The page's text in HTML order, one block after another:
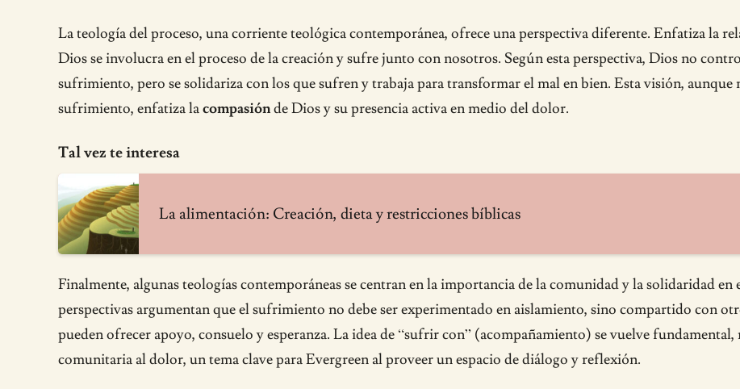
La teología del proceso, una corriente teológica contemporánea, ofrece una perspectiva diferente. Enfatiza la
Dios se involucra en el proceso de la creación y sufre junto con nosotros. Según esta perspectiva, Dios no
sufrimiento, pero se solidariza con los que sufren y trabaja para transformar el mal en bien. Esta visión,
sufrimiento, enfatiza lacompasiónde Dios y su presencia activa en medio del dolor.
Tal vez te interesa
La alimentación: Creación, dieta y restricciones bíblicas
Finalmente, algunas teologías contemporáneas se centran en la importancia de la comunidad y la solidaridad
perspectivas argumentan que el sufrimiento no debe ser experimentado en aislamiento, sino compartido con
pueden ofrecer apoyo, consuelo y esperanza. La idea de “sufrir con” (acompañamiento) se vuelve fundamental,
comunitaria al dolor, un tema clave para Evergreen al proveer un espacio de diálogo y reflexión.